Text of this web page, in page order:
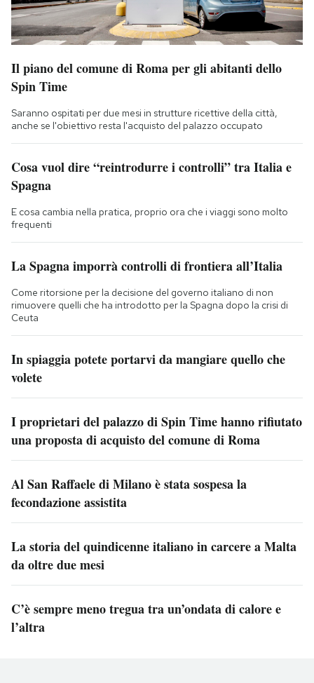
Il piano del comune di Roma per gli abitanti dello
Spin Time
Saranno ospitati per due mesi in strutture ricettive della città,
anche se l'obiettivo resta l'acquisto del palazzo occupato
Cosa vuol dire “reintrodurre i controlli” tra Italia e
Spagna
E cosa cambia nella pratica, proprio ora che i viaggi sono molto
frequenti
La Spagna imporrà controlli di frontiera all’Italia
Come ritorsione per la decisione del governo italiano di non
rimuovere quelli che ha introdotto per la Spagna dopo la crisi di
Ceuta
In spiaggia potete portarvi da mangiare quello che
volete
I proprietari del palazzo di Spin Time hanno rifiutato
una proposta di acquisto del comune di Roma
Al San Raffaele di Milano è stata sospesa la
fecondazione assistita
La storia del quindicenne italiano in carcere a Malta
da oltre due mesi
C’è sempre meno tregua tra un’ondata di calore e
l’altra